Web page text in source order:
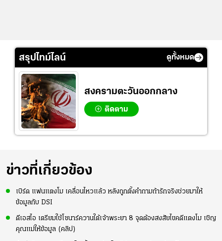
สรุปไทม์ไลน์ ดูทั้งหมด
สงครามตะวันออกกลาง
ติดตาม
ข่าวที่เกี่ยวข้อง
เบิร์ด แฟนแตงโม เคลื่อนไหวแล้ว หลังถูกตั้งคำถามถ้ารักจริงช่วยมาให้
ข้อมูลกับ DSI
ดีเอสไอ เตรียมใช้โซนาร์ควานใต้เจ้าพระยา 8 จุดต้องสงสัยไขคดีแตงโม เชิญ
คุณแม่ให้ข้อมูล (คลิป)